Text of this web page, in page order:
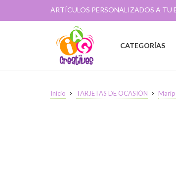
ARTÍCULOS PERSONALIZADOS A TU
CATEGORÍAS
Inicio TARJETAS DE OCASIÓN